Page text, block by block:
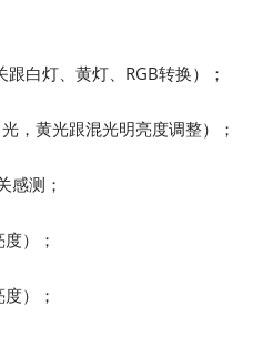
白灯、黄灯、RGB转换）；
，黄光跟混光明亮度调整）；
感测；
）；
）；